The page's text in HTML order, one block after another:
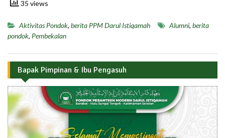
35 views
Aktivitas Pondok, berita PPM Darul Istiqamah Alumni, berita
pondok, Pembekalan
Bapak Pimpinan & Ibu Pengasuh